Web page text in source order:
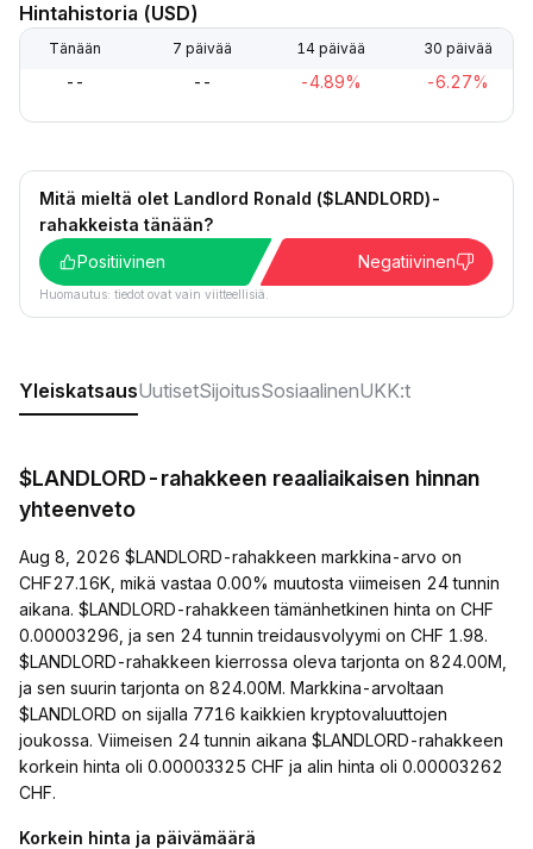
Hintahistoria (USD)
Tänään 7 päivää 14 päivää 30 päivää
-- -- -4.89% -6.27%
Mitä mieltä olet Landlord Ronald ($LANDLORD)-
rahakkeista tänään?
Positiivinen
Negatiivinen
Huomautus: tiedot ovat vain viitteellisiä.
YleiskatsausUutisetSijoitusSosiaalinenUKK:t
$LANDLORD-rahakkeen reaaliaikaisen hinnan
yhteenveto
Aug 8, 2026 $LANDLORD-rahakkeen markkina-arvo on
CHF27.16K, mikä vastaa 0.00% muutosta viimeisen 24 tunnin
aikana. $LANDLORD-rahakkeen tämänhetkinen hinta on CHF
0.00003296, ja sen 24 tunnin treidausvolyymi on CHF 1.98.
$LANDLORD-rahakkeen kierrossa oleva tarjonta on 824.00M,
ja sen suurin tarjonta on 824.00M. Markkina-arvoltaan
$LANDLORD on sijalla 7716 kaikkien kryptovaluuttojen
joukossa. Viimeisen 24 tunnin aikana $LANDLORD-rahakkeen
korkein hinta oli 0.00003325 CHF ja alin hinta oli 0.00003262
CHF.
Korkein hinta ja päivämäärä